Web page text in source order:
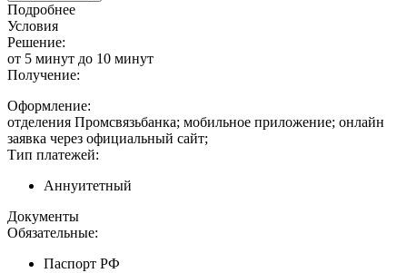
Подробнее
Условия
Решение:
от 5 минут до 10 минут
Получение:
Оформление:
отделения Промсвязьбанка; мобильное приложение; онлайн
заявка через официальный сайт;
Тип платежей:
Аннуитетный
Документы
Обязательные:
Паспорт РФ